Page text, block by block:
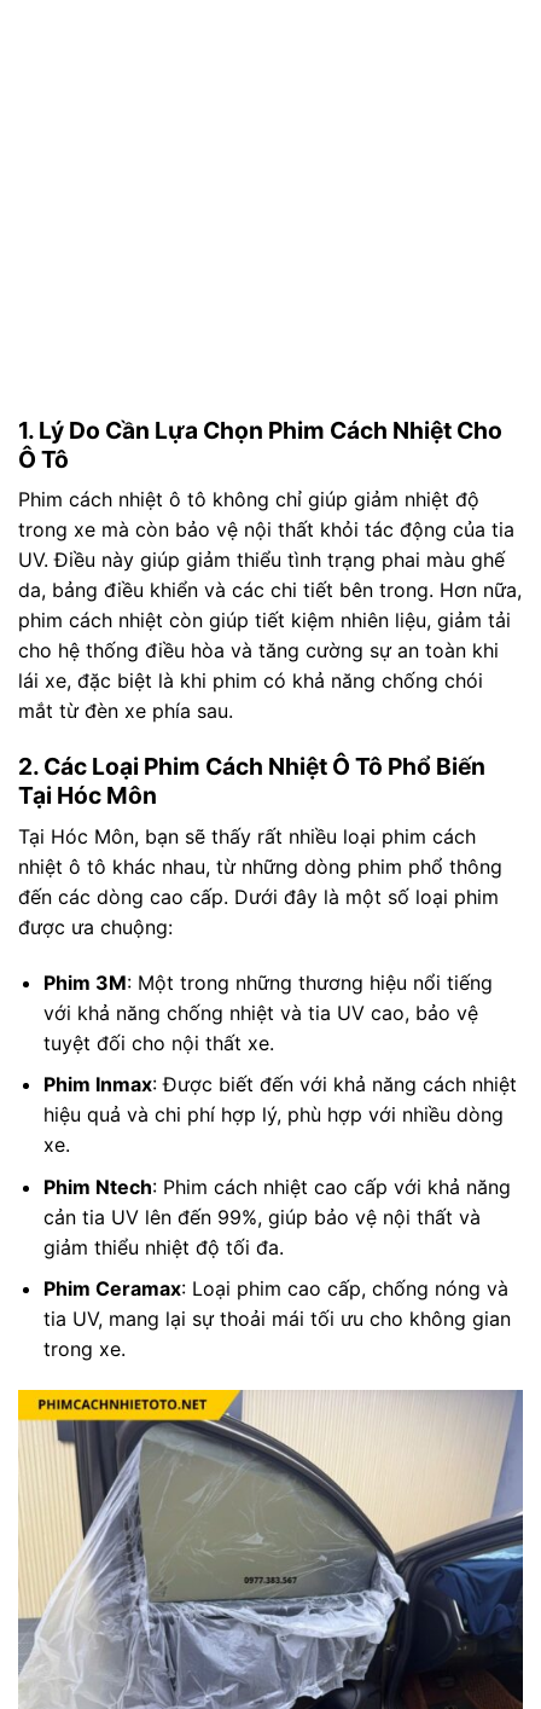
1. Lý Do Cần Lựa Chọn Phim Cách Nhiệt Cho
Ô Tô
Phim cách nhiệt ô tô không chỉ giúp giảm nhiệt độ
trong xe mà còn bảo vệ nội thất khỏi tác động của tia
UV. Điều này giúp giảm thiểu tình trạng phai màu ghế
da, bảng điều khiển và các chi tiết bên trong. Hơn nữa,
phim cách nhiệt còn giúp tiết kiệm nhiên liệu, giảm tải
cho hệ thống điều hòa và tăng cường sự an toàn khi
lái xe, đặc biệt là khi phim có khả năng chống chói
mắt từ đèn xe phía sau.
2. Các Loại Phim Cách Nhiệt Ô Tô Phổ Biến
Tại Hóc Môn
Tại Hóc Môn, bạn sẽ thấy rất nhiều loại phim cách
nhiệt ô tô khác nhau, từ những dòng phim phổ thông
đến các dòng cao cấp. Dưới đây là một số loại phim
được ưa chuộng:
Phim 3M: Một trong những thương hiệu nổi tiếng
với khả năng chống nhiệt và tia UV cao, bảo vệ
tuyệt đối cho nội thất xe.
Phim Inmax: Được biết đến với khả năng cách nhiệt
hiệu quả và chi phí hợp lý, phù hợp với nhiều dòng
xe.
Phim Ntech: Phim cách nhiệt cao cấp với khả năng
cản tia UV lên đến 99%, giúp bảo vệ nội thất và
giảm thiểu nhiệt độ tối đa.
Phim Ceramax: Loại phim cao cấp, chống nóng và
tia UV, mang lại sự thoải mái tối ưu cho không gian
trong xe.